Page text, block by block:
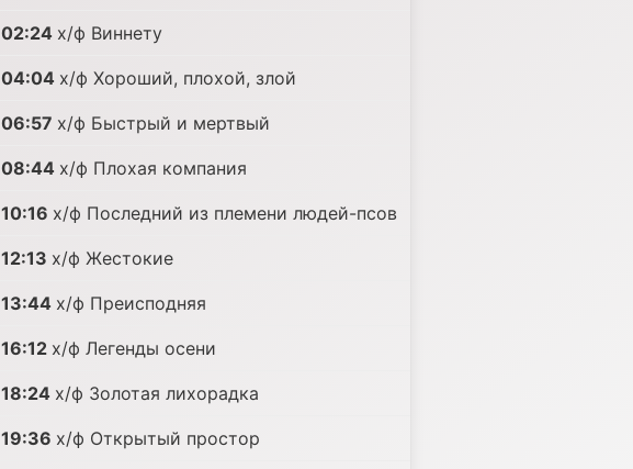
02:24 х/ф Виннету
04:04 х/ф Хороший, плохой, злой
06:57 х/ф Быстрый и мертвый
08:44 х/ф Плохая компания
10:16 х/ф Последний из племени людей-псов
12:13 х/ф Жестокие
13:44 х/ф Преисподняя
16:12 х/ф Легенды осени
18:24 х/ф Золотая лихорадка
19:36 х/ф Открытый простор